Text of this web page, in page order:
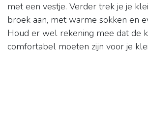
met een vestje. Verder trek je je
broek aan, met warme sokken en
Houd er wel rekening mee dat de
comfortabel moeten zijn voor je